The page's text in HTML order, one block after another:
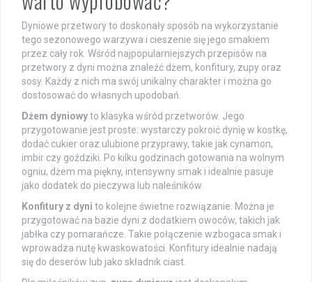
Dyniowe przetwory to doskonały sposób na wykorzystanie
tego sezonowego warzywa i cieszenie się jego smakiem
przez cały rok. Wśród najpopularniejszych przepisów na
przetwory z dyni można znaleźć dżem, konfitury, zupy oraz
sosy. Każdy z nich ma swój unikalny charakter i można go
dostosować do własnych upodobań.
Dżem dyniowyto klasyka wśród przetworów. Jego
przygotowanie jest proste: wystarczy pokroić dynię w kostkę,
dodać cukier oraz ulubione przyprawy, takie jak cynamon,
imbir czy goździki. Po kilku godzinach gotowania na wolnym
ogniu, dżem ma piękny, intensywny smak i idealnie pasuje
jako dodatek do pieczywa lub naleśników.
Konfitury z dyni to kolejne świetne rozwiązanie. Można je
przygotować na bazie dyni z dodatkiem owoców, takich jak
jabłka czy pomarańcze. Takie połączenie wzbogaca smak i
wprowadza nutę kwaskowatości. Konfitury idealnie nadają
się do deserów lub jako składnik ciast.